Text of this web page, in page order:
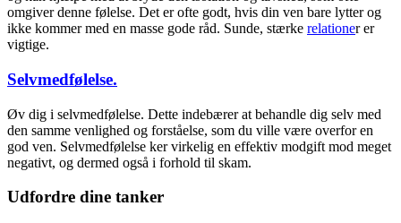
omgiver denne følelse. Det er ofte godt, hvis din ven bare lytter og
ikke kommer med en masse gode råd. Sunde, stærke relationer er
vigtige.
Selvmedfølelse.
Øv dig i selvmedfølelse. Dette indebærer at behandle dig selv med
den samme venlighed og forståelse, som du ville være overfor en
god ven. Selvmedfølelse ker virkelig en effektiv modgift mod meget
negativt, og dermed også i forhold til skam.
Udfordre dine tanker